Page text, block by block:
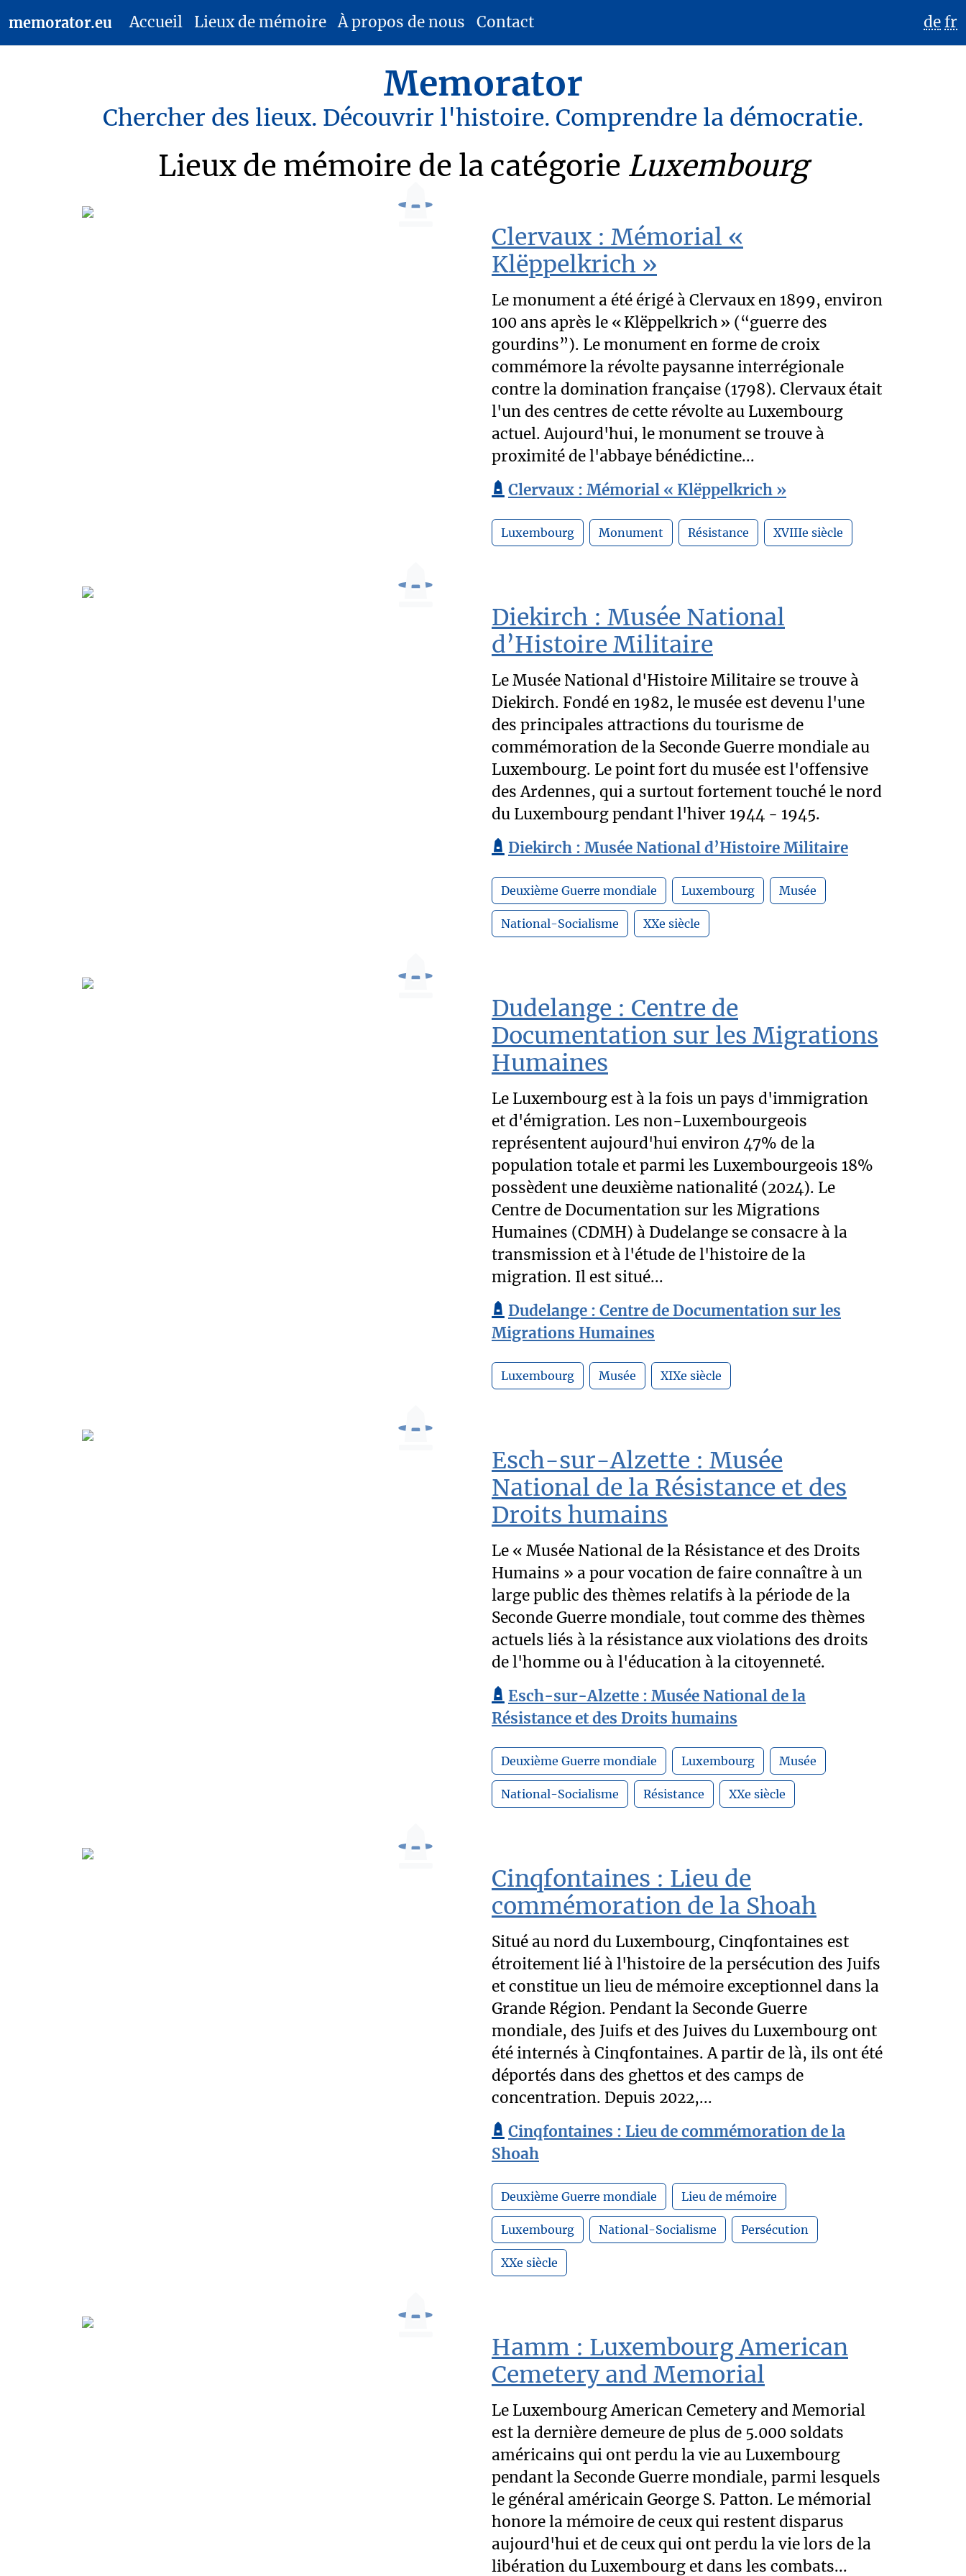
memorator.eu Accueil Lieux de mémoire À propos de nous Contact defr
Memorator
Chercher des lieux. Découvrir l'histoire. Comprendre la démocratie.
Lieux de mémoire de la catégorie Luxembourg
Clervaux : Mémorial «
Klëppelkrich »
Le monument a été érigé à Clervaux en 1899, environ
100 ans après le « Klëppelkrich » (“guerre des
gourdins”). Le monument en forme de croix
commémore la révolte paysanne interrégionale
contre la domination française (1798). Clervaux était
l'un des centres de cette révolte au Luxembourg
actuel. Aujourd'hui, le monument se trouve à
proximité de l'abbaye bénédictine...
Clervaux : Mémorial « Klëppelkrich »
Luxembourg Monument Résistance XVIIIe siècle
Diekirch : Musée National
d’Histoire Militaire
Le Musée National d'Histoire Militaire se trouve à
Diekirch. Fondé en 1982, le musée est devenu l'une
des principales attractions du tourisme de
commémoration de la Seconde Guerre mondiale au
Luxembourg. Le point fort du musée est l'offensive
des Ardennes, qui a surtout fortement touché le nord
du Luxembourg pendant l'hiver 1944 - 1945.
Diekirch : Musée National d’Histoire Militaire
Deuxième Guerre mondiale Luxembourg Musée
National-Socialisme XXe siècle
Dudelange : Centre de
Documentation sur les Migrations
Humaines
Le Luxembourg est à la fois un pays d'immigration
et d'émigration. Les non-Luxembourgeois
représentent aujourd'hui environ 47% de la
population totale et parmi les Luxembourgeois 18%
possèdent une deuxième nationalité (2024). Le
Centre de Documentation sur les Migrations
Humaines (CDMH) à Dudelange se consacre à la
transmission et à l'étude de l'histoire de la
migration. Il est situé...
Dudelange : Centre de Documentation sur les
Migrations Humaines
Luxembourg Musée XIXe siècle
Esch-sur-Alzette : Musée
National de la Résistance et des
Droits humains
Le « Musée National de la Résistance et des Droits
Humains » a pour vocation de faire connaître à un
large public des thèmes relatifs à la période de la
Seconde Guerre mondiale, tout comme des thèmes
actuels liés à la résistance aux violations des droits
de l'homme ou à l'éducation à la citoyenneté.
Esch-sur-Alzette : Musée National de la
Résistance et des Droits humains
Deuxième Guerre mondiale Luxembourg Musée
National-Socialisme Résistance XXe siècle
Cinqfontaines : Lieu de
commémoration de la Shoah
Situé au nord du Luxembourg, Cinqfontaines est
étroitement lié à l'histoire de la persécution des Juifs
et constitue un lieu de mémoire exceptionnel dans la
Grande Région. Pendant la Seconde Guerre
mondiale, des Juifs et des Juives du Luxembourg ont
été internés à Cinqfontaines. A partir de là, ils ont été
déportés dans des ghettos et des camps de
concentration. Depuis 2022,...
Cinqfontaines : Lieu de commémoration de la
Shoah
Deuxième Guerre mondiale Lieu de mémoire
Luxembourg National-Socialisme Persécution
XXe siècle
Hamm : Luxembourg American
Cemetery and Memorial
Le Luxembourg American Cemetery and Memorial
est la dernière demeure de plus de 5.000 soldats
américains qui ont perdu la vie au Luxembourg
pendant la Seconde Guerre mondiale, parmi lesquels
le général américain George S. Patton. Le mémorial
honore la mémoire de ceux qui restent disparus
aujourd'hui et de ceux qui ont perdu la vie lors de la
libération du Luxembourg et dans les combats...